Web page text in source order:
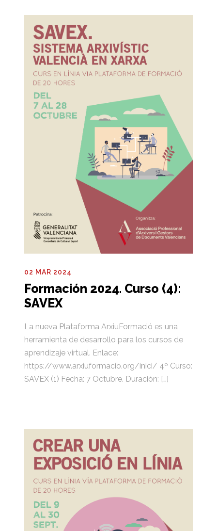
02 MAR 2024
Formación 2024. Curso (4):
SAVEX
La nueva Plataforma ArxiuFormació es una
herramienta de desarrollo para los cursos de
aprendizaje virtual. Enlace:
https://www.arxiuformacio.org/inici/ 4º Curso:
SAVEX (1) Fecha: 7 Octubre. Duración: […]